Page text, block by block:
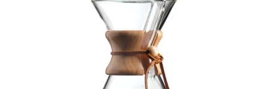
CHOIX DES OPTIONS